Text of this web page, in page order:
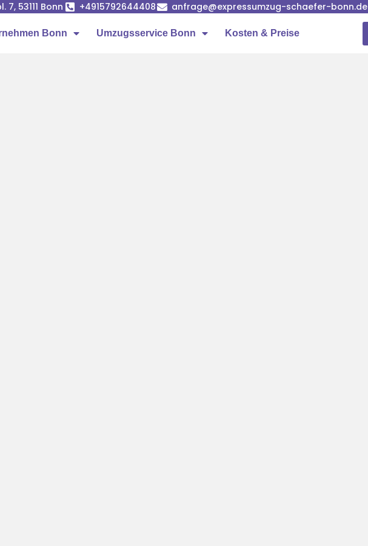
7, 53111 Bonn +4915792644408 anfrage@expressumzug-schaefer-bonn.de
Bonn Umzugsservice Bonn Kosten & Preise